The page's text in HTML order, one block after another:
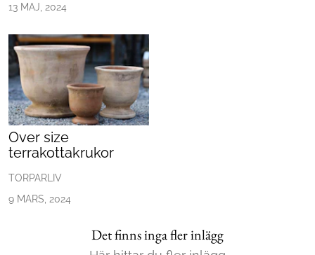
13 MAJ, 2024
Over size
terrakottakrukor
TORPARLIV
9 MARS, 2024
Det finns inga fler inlägg